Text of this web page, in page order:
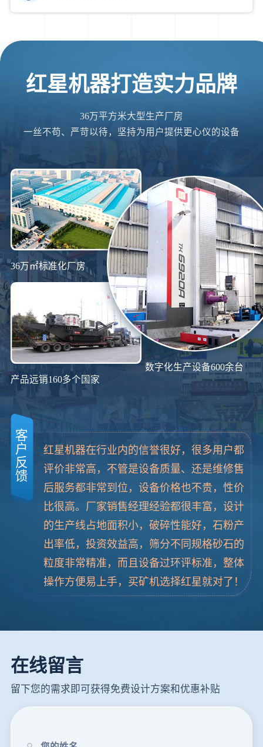
红星机器打造实力品牌
36万平方米大型生产厂房
一丝不苟、严苛以待，坚持为用户提供更心仪的设备
36万㎡标准化厂房
产品远销160多个国家
数字化生产设备600余台
客
户
反
馈
红星机器在行业内的信誉很好，很多用户都
评价非常高，不管是设备质量、还是维修售
后服务都非常到位，设备价格也不贵，性价
比很高。厂家销售经理经验都很丰富，设计
的生产线占地面积小，破碎性能好，石粉产
出率低，投资效益高，筛分不同规格砂石的
粒度非常精准，而且设备过环评标准，整体
操作方便易上手，买矿机选择红星就对了！
在线留言
留下您的需求即可获得免费设计方案和优惠补贴